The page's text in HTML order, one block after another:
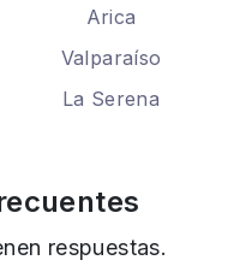
Arica
Valparaíso
La Serena
respuestas.